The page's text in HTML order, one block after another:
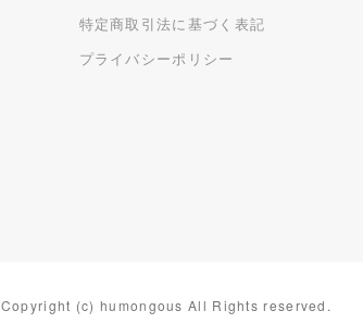
特定商取引法に基づく表記
プライバシーポリシー
Copyright (c) humongous All Rights reserved.